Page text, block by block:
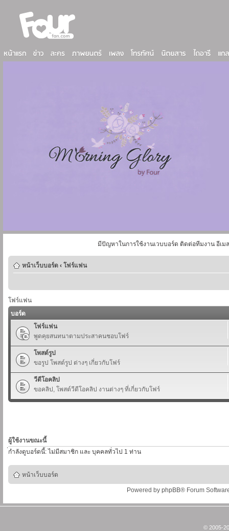
มีปัญหาในการใช้งานเวบบอร์ด ติดต่อทีมงาน อีเม
หน้าเว็บบอร์ด ‹ โฟร์แฟน
โฟร์แฟน
บอร์ด
โฟร์แฟน
พูดคุยสนทนาตามประสาคนชอบโฟร์
โพสต์รูป
ขอรูป โพสต์รูป ต่างๆ เกี่ยวกับโฟร์
วีดีโอคลิป
ขอคลิป, โพสต์วีดีโอคลิป งานต่างๆ ที่เกี่ยวกับโฟร์
ผู้ใช้งานขณะนี้
่กำลังดูบอร์ดนี้: ไม่มีสมาชิก และ บุคคลทั่วไป 1 ท่าน
หน้าเว็บบอร์ด
Powered by phpBB® Forum
© 2005-